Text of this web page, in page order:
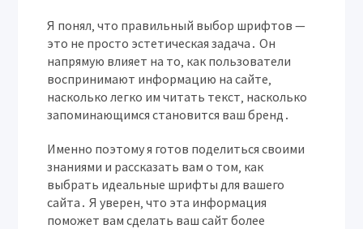
Я понял‚ что правильный выбор шрифтов —
это не просто эстетическая задача․ Он
напрямую влияет на то‚ как пользователи
воспринимают информацию на сайте‚
насколько легко им читать текст‚ насколько
запоминающимся становится ваш бренд․
Именно поэтому я готов поделиться своими
знаниями и рассказать вам о том‚ как
выбрать идеальные шрифты для вашего
сайта․ Я уверен‚ что эта информация
поможет вам сделать ваш сайт более